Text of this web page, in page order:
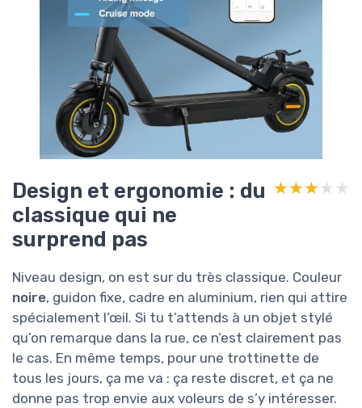
Design et ergonomie : du
classique qui ne
surprend pas
★★★★★
★★★★★
Niveau design, on est sur du très classique. Couleur
noire, guidon fixe, cadre en aluminium, rien qui attire
spécialement l’œil. Si tu t’attends à un objet stylé
qu’on remarque dans la rue, ce n’est clairement pas
le cas. En même temps, pour une trottinette de
tous les jours, ça me va : ça reste discret, et ça ne
donne pas trop envie aux voleurs de s’y intéresser.